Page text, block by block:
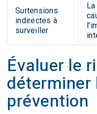
Surtensions
indirectes à
surveiller
Évaluer le
déterminer
prévention